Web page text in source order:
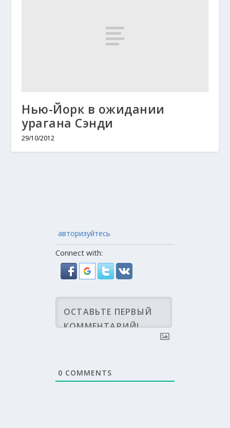
Нью-Йорк в ожидании
урагана Сэнди
29/10/2012
авторизуйтесь
Connect with:
0 COMMENTS